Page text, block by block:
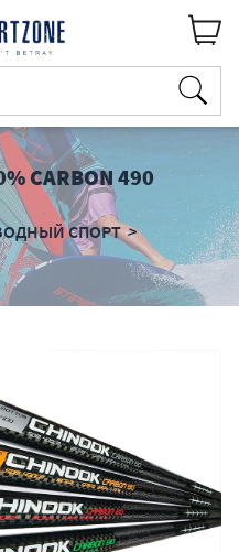
CARBON 490
СПОРТ